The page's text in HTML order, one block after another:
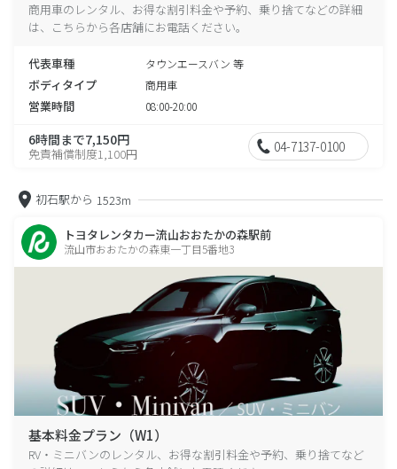
商用車のレンタル、お得な割引料金や予約、乗り捨てなどの詳細
は、こちらから各店舗にお電話ください。
代表車種 タウンエースバン 等
ボディタイプ 商用車
営業時間 08:00-20:00
6時間まで7,150円
免責補償制度1,100円 04-7137-0100
初石駅から 1523m
トヨタレンタカー流山おおたかの森駅前
流山市おおたかの森東一丁目5番地3
基本料金プラン（W1）
RV・ミニバンのレンタル、お得な割引料金や予約、乗り捨てなど